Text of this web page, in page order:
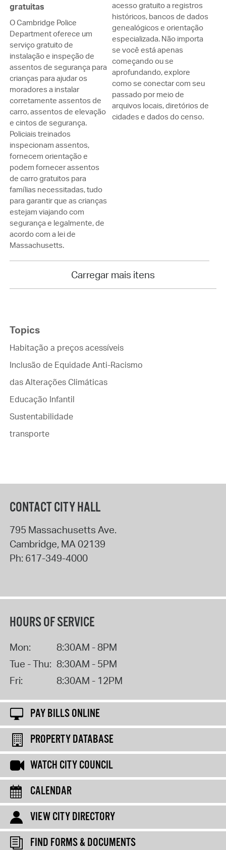
gratuitas
O Cambridge Police
Department oferece um
serviço gratuito de
instalação e inspeção de
assentos de segurança para
crianças para ajudar os
moradores a instalar
corretamente assentos de
carro, assentos de elevação
e cintos de segurança.
Policiais treinados
inspecionam assentos,
fornecem orientação e
podem fornecer assentos
de carro gratuitos para
famílias necessitadas, tudo
para garantir que as crianças
estejam viajando com
segurança e legalmente, de
acordo com a lei de
Massachusetts.
acesso gratuito a registros
históricos, bancos de dados
genealógicos e orientação
especializada. Não importa
se você está apenas
começando ou se
aprofundando, explore
como se conectar com seu
passado por meio de
arquivos locais, diretórios de
cidades e dados do censo.
Carregar mais itens
Topics
Habitação a preços acessíveis
Inclusão de Equidade Anti-Racismo
das Alterações Climáticas
Educação Infantil
Sustentabilidade
transporte
CONTACT CITY HALL
795 Massachusetts Ave.
Cambridge, MA02139
Ph: 617-349-4000
HOURS OF SERVICE
Mon:
8:30AM - 8PM
Tue - Thu: 8:30AM - 5PM
Fri:
8:30AM - 12PM
PAY BILLS ONLINE
PROPERTY DATABASE
WATCH CITY COUNCIL
CALENDAR
VIEW CITY DIRECTORY
FIND FORMS & DOCUMENTS